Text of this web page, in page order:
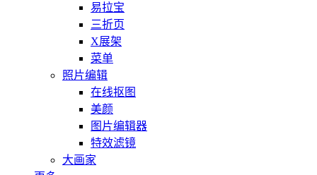
易拉宝
三折页
X展架
菜单
照片编辑
在线抠图
美颜
图片编辑器
特效滤镜
大画家